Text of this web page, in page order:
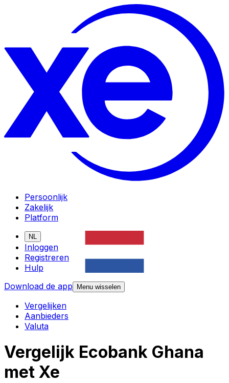
Persoonlijk
Zakelijk
Platform
NL
Inloggen
Registreren
Hulp
Download de app
Menu wisselen
Vergelijken
Aanbieders
Valuta
Vergelijk Ecobank Ghana
met Xe